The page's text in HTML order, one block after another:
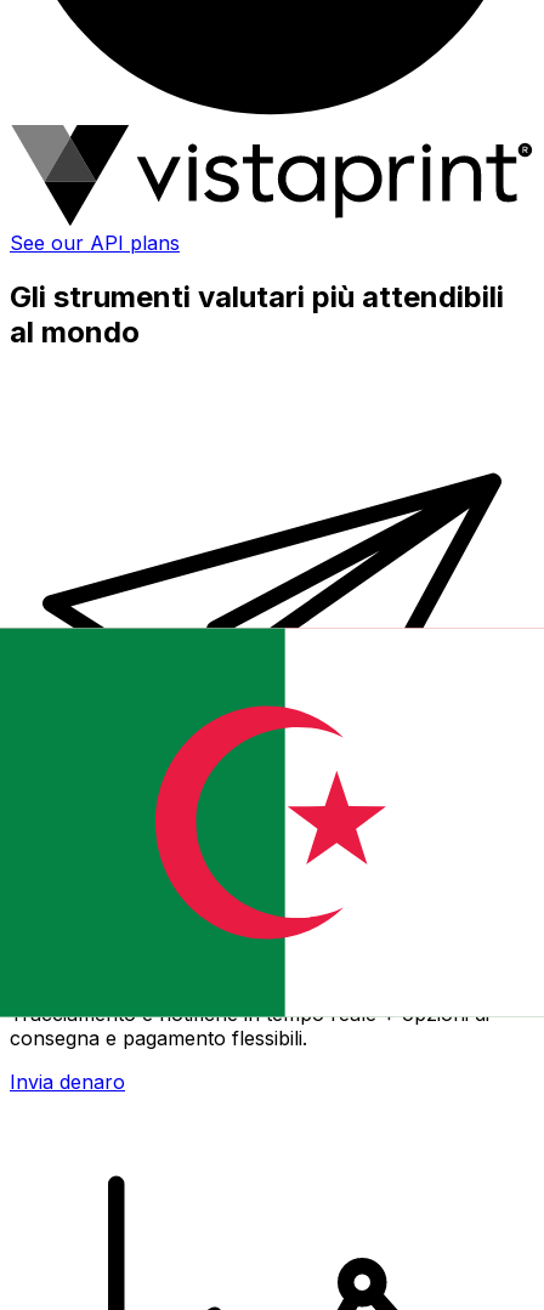
See our API plans
Gli strumenti valutari più attendibili
al mondo
Trasferimenti di denaro internazionali Xe
Tracciamento e notifiche in tempo reale + opzioni di
consegna e pagamento flessibili.
Invia denaro